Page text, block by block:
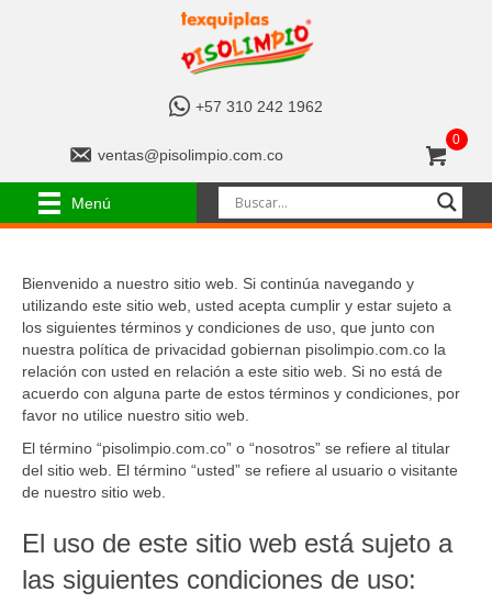
+
7
2
1
9
6
2
+57 310 242 1962
v
@
p
i
s
o
l
i
c
m
ventas@pisolimpio.com.co
0
Menú
Bienvenido a nuestro sitio web. Si continúa navegando y
utilizando este sitio web, usted acepta cumplir y estar sujeto a
los siguientes términos y condiciones de uso, que junto con
nuestra política de privacidad gobiernan pisolimpio.com.co la
relación con usted en relación a este sitio web. Si no está de
acuerdo con alguna parte de estos términos y condiciones, por
favor no utilice nuestro sitio web.
El término “pisolimpio.com.co” o “nosotros” se refiere al titular
del sitio web. El término “usted” se refiere al usuario o visitante
de nuestro sitio web.
El uso de este sitio web está sujeto a
las siguientes condiciones de uso: